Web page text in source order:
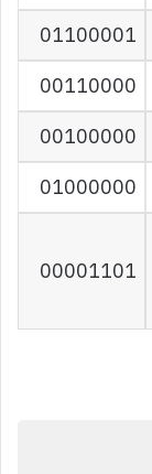
01100001
00110000
00100000
01000000
00001101